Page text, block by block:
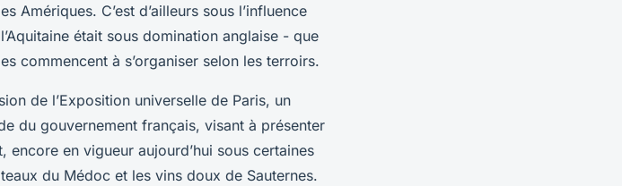
Amériques. C’est d’ailleurs sous l’influence
était sous domination anglaise - que
commencent à s’organiser selon les terroirs.
de l’Exposition universelle de Paris, un
du gouvernement français, visant à présenter
encore en vigueur aujourd’hui sous certaines
du Médoc et les vins doux de Sauternes.